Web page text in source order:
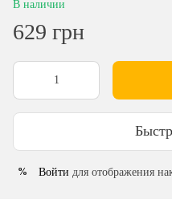
В наличии
629 грн
% Войти для отображения